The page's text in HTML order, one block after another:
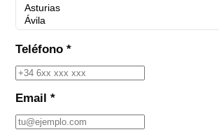
Teléfono *
Email *